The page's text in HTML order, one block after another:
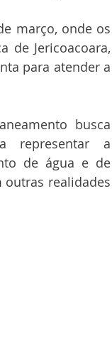
março, onde os
de Jericoacoara,
para atender a
busca
representar a
de água e de
outras realidades